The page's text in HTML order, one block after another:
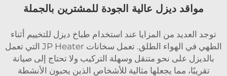
مواقد ديزل عالية الجودة للمشترين بالجملة
توجد العديد من المزايا عند استخدام طباخ ديزل للتخييم أثناء
الطهي في الهواء الطلق. تعمل سخانات JP Heater التي تعمل
بالديزل على نحو متنقل وسهلة التركيب ولا تحتاج إلى صيانة
تقريبًا، مما يجعلها مثالية للأشخاص الذين يحبون الأنشطة